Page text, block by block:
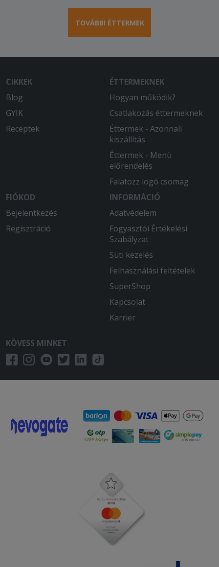
TOVÁBBI ÉTTERMEK
CIKKEK
Blog
GYIK
Receptek
ÉTTERMEKNEK
Hogyan működik?
Csatlakozás éttermeknek
Éttermek - Azonnali
kiszállítás
Éttermek - Menü
előrendelés
Falatozz logó csomag
FIÓKOD
Bejelentkezés
Regisztráció
INFORMÁCIÓ
Adatvédelem
Fogyasztói Értékelési
Szabályzat
Süti kezelés
Felhasználási feltételek
SuperShop
Kapcsolat
Karrier
KÖVESS MINKET